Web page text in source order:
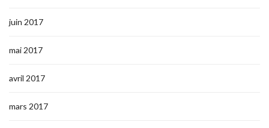
juin 2017
mai 2017
avril 2017
mars 2017